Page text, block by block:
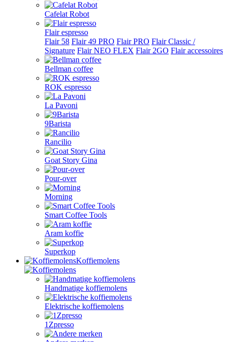
Cafelat Robot
Flair espresso
Flair 58 Flair 49 PRO Flair PRO Flair Classic /
Signature Flair NEO FLEX Flair 2GO Flair accessoires
Bellman coffee
ROK espresso
La Pavoni
9Barista
Rancilio
Goat Story Gina
Pour-over
Morning
Smart Coffee Tools
Aram koffie
Superkop
Koffiemolens
Handmatige koffiemolens
Elektrische koffiemolens
1Zpresso